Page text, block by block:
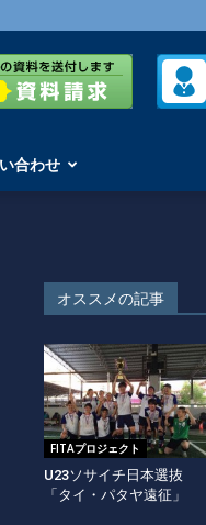
合わせ
オススメの記事
FITAプロジェクト
U23ソサイチ日本選抜
「タイ・パタヤ遠征」